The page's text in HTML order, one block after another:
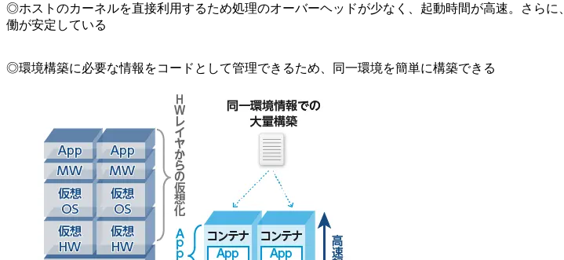
◎ホストのカーネルを直接利用するため処理のオーバーヘッドが少なく、起動時間が高速。さら
働が安定している
◎環境構築に必要な情報をコードとして管理できるため、同一環境を簡単に構築できる